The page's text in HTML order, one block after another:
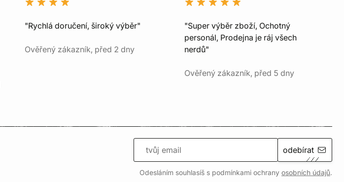
"Rychlá doručení, široký výběr"
Ověřený zákazník, před 2 dny
"Super výběr zboží, Ochotný
personál, Prodejna je ráj všech
nerdů"
Ověřený zákazník, před 5 dny
odebírat
Odesláním souhlasíš s podmínkami ochrany osobních údajů.